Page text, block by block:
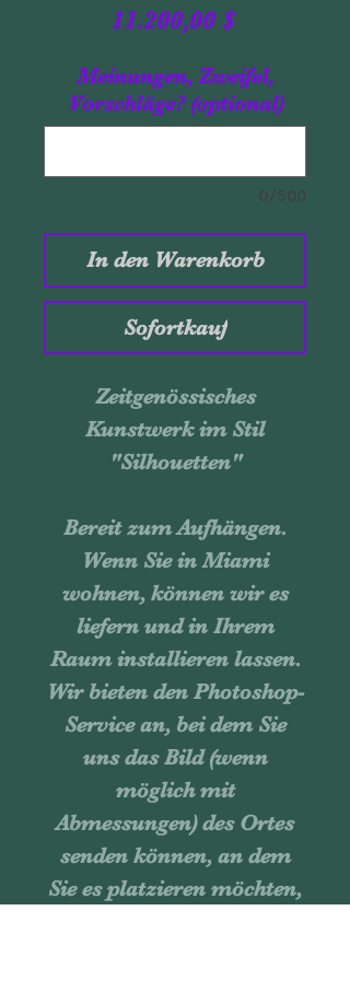
11.200,00 $Preis
Meinungen, Zweifel,
Vorschläge? (optional)
0/500
In den Warenkorb
Sofortkauf
Zeitgenössisches
Kunstwerk im Stil
"Silhouetten"
Bereit zum Aufhängen.
Wenn Sie in Miami
wohnen, können wir es
liefern und in Ihrem
Raum installieren lassen.
Wir bieten den Photoshop-
Service an, bei dem Sie
uns das Bild (wenn
möglich mit
Abmessungen) des Ortes
senden können, an dem
Sie es platzieren möchten,